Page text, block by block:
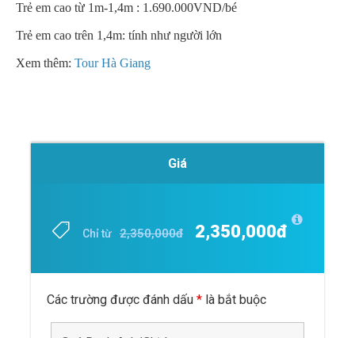
Giá
Chỉ từ 2,350,000đ 2,350,000đ
Các trường được đánh dấu * là bắt buộc
Trẻ em cao từ 1m-1,4m : 1.690.000VND/bé
Trẻ em cao trên 1,4m: tính như người lớn
Xem thêm: Tour Hà Giang